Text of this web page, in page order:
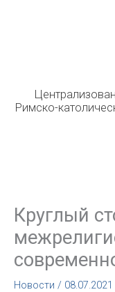
Римско-
Круглый
Новости / 08.07.2021